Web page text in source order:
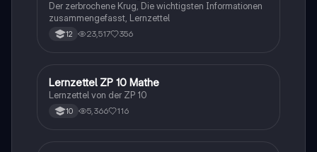
Der zerbrochene Krug, Die wichtigsten Informationen
zusammengefasst, Lernzettel
12 23,517 356
Mathe
Lernzettel ZP 10 Mathe
Lernzettel von der ZP 10
10 5,366 116